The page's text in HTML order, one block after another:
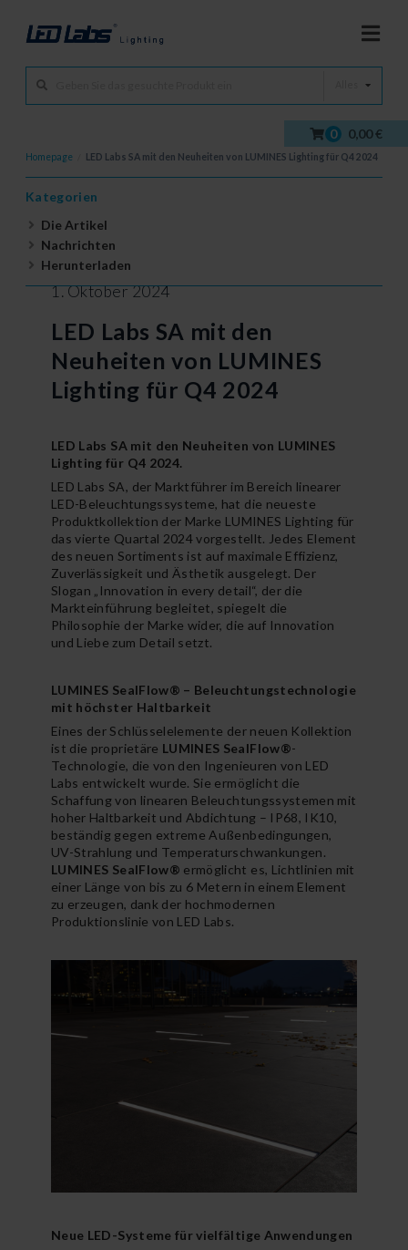
0 0,00 €
Homepage LED Labs SA mit den Neuheiten von LUMINES Lighting für Q4 2024
Kategorien
Die Artikel
Nachrichten
Herunterladen
1. Oktober 2024
LED Labs SA mit den
Neuheiten von LUMINES
Lighting für Q4 2024
LED Labs SA mit den Neuheiten von LUMINES
Lighting für Q4 2024.
LED Labs SA, der Marktführer im Bereich linearer
LED-Beleuchtungssysteme, hat die neueste
Produktkollektion der Marke LUMINES Lighting für
das vierte Quartal 2024 vorgestellt. Jedes Element
des neuen Sortiments ist auf maximale Effizienz,
Zuverlässigkeit und Ästhetik ausgelegt. Der
Slogan „Innovation in every detail“, der die
Markteinführung begleitet, spiegelt die
Philosophie der Marke wider, die auf Innovation
und Liebe zum Detail setzt.
LUMINES SealFlow® – Beleuchtungstechnologie
mit höchster Haltbarkeit
Eines der Schlüsselelemente der neuen Kollektion
ist die proprietäre LUMINES SealFlow®-
Technologie, die von den Ingenieuren von LED
Labs entwickelt wurde. Sie ermöglicht die
Schaffung von linearen Beleuchtungssystemen mit
hoher Haltbarkeit und Abdichtung – IP68, IK10,
beständig gegen extreme Außenbedingungen,
UV-Strahlung und Temperaturschwankungen.
LUMINES SealFlow® ermöglicht es, Lichtlinien mit
einer Länge von bis zu 6 Metern in einem Element
zu erzeugen, dank der hochmodernen
Produktionslinie von LED Labs.
Neue LED-Systeme für vielfältige Anwendungen